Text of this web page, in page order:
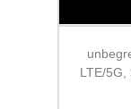
LTE/5G,